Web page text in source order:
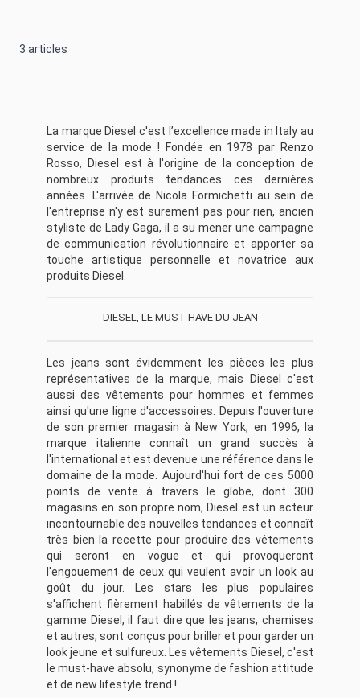
3 articles
La marque Diesel c'est l’excellence made in Italy au
service de la mode ! Fondée en 1978 par Renzo
Rosso, Diesel est à l'origine de la conception de
nombreux produits tendances ces dernières
années. L'arrivée de Nicola Formichetti au sein de
l'entreprise n'y est surement pas pour rien, ancien
styliste de Lady Gaga, il a su mener une campagne
de communication révolutionnaire et apporter sa
touche artistique personnelle et novatrice aux
produits Diesel.
DIESEL, LE MUST-HAVE DU JEAN
Les jeans sont évidemment les pièces les plus
représentatives de la marque, mais Diesel c'est
aussi des vêtements pour hommes et femmes
ainsi qu'une ligne d'accessoires. Depuis l'ouverture
de son premier magasin à New York, en 1996, la
marque italienne connaît un grand succès à
l'international et est devenue une référence dans le
domaine de la mode. Aujourd'hui fort de ces 5000
points de vente à travers le globe, dont 300
magasins en son propre nom, Diesel est un acteur
incontournable des nouvelles tendances et connaît
très bien la recette pour produire des vêtements
qui seront en vogue et qui provoqueront
l'engouement de ceux qui veulent avoir un look au
goût du jour. Les stars les plus populaires
s'affichent fièrement habillés de vêtements de la
gamme Diesel, il faut dire que les jeans, chemises
et autres, sont conçus pour briller et pour garder un
look jeune et sulfureux. Les vêtements Diesel, c'est
le must-have absolu, synonyme de fashion attitude
et de new lifestyle trend !